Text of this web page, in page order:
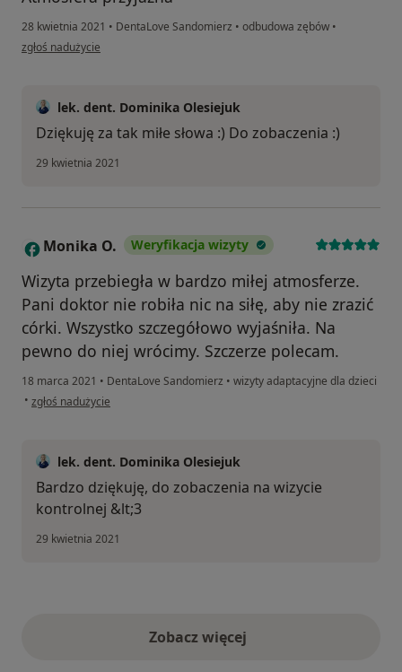
28 kwietnia 2021 • DentaLove Sandomierz • odbudowa zębów •
w opinii użytkownika RP
zgłoś nadużycie
lek. dent. Dominika Olesiejuk
Dziękuję za tak miłe słowa :) Do zobaczenia :)
29 kwietnia 2021
M Monika O. Weryfikacja wizyty
Wizyta przebiegła w bardzo miłej atmosferze.
Pani doktor nie robiła nic na siłę, aby nie zrazić
córki. Wszystko szczegółowo wyjaśniła. Na
pewno do niej wrócimy. Szczerze polecam.
18 marca 2021 • DentaLove Sandomierz • wizyty adaptacyjne dla dzieci
• w opinii użytkownika Monika O.
zgłoś nadużycie
lek. dent. Dominika Olesiejuk
Bardzo dziękuję, do zobaczenia na wizycie
kontrolnej &lt;3
29 kwietnia 2021
Zobacz więcejopinie powyżej